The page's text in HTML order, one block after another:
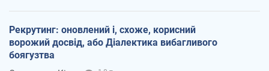
Рекрутинг: оновлений і, схоже, корисний
ворожий досвід, або Діалектика вибагливого
боягузтва